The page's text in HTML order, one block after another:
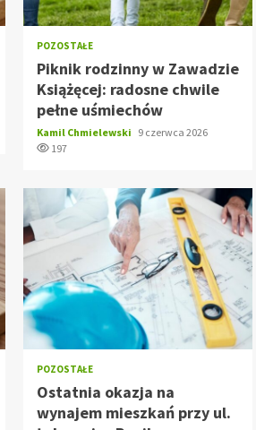
POZOSTAŁE
Piknik rodzinny w Zawadzie
Książęcej: radosne chwile
pełne uśmiechów
Kamil Chmielewski 9 czerwca 2026
197
POZOSTAŁE
Ostatnia okazja na
wynajem mieszkań przy ul.